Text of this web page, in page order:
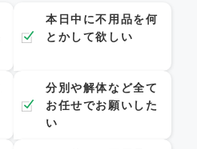
本日中に不用品を何
とかして欲しい
分別や解体など全て
お任せでお願いした
い